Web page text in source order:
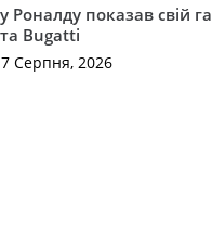
Роналду показав свій
Bugatti
Серпня, 2026